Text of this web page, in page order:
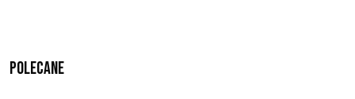
Polecane